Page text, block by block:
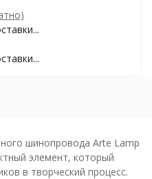
шинопровода Arte Lamp
элемент, который
в творческий процесс.